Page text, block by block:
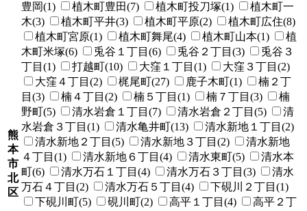
熊
本
市
北
区
豊岡(1)
植木町豊田(7) 植木町投刀塚(1)
植木町一
木(3)
植木町平井(3) 植木町平原(2)
植木町広住(8)
植木町宮原(1)
植木町舞尾(4) 植木町山本(1)
植
木町米塚(6)
兎谷１丁目(6) 兎谷２丁目(3)
兎谷３
丁目(1)
打越町(10) 大窪１丁目(1)
大窪３丁目(2)
大窪４丁目(2)
梶尾町(27) 鹿子木町(1)
楠２丁
目(3)
楠４丁目(2) 楠５丁目(1) 楠７丁目(3)
楠
野町(5)
清水岩倉１丁目(7) 清水岩倉２丁目(5)
清
水岩倉３丁目(1)
清水亀井町(13)
清水新地１丁目(2)
清水新地２丁目(5)
清水新地３丁目(2)
清水新地
４丁目(1)
清水新地６丁目(4) 清水東町(5)
清水本
町(6)
清水万石１丁目(4) 清水万石３丁目(3)
清水
万石４丁目(2)
清水万石５丁目(4)
下硯川２丁目(1)
下硯川町(5)
硯川町(2) 高平１丁目(4) 高平２丁